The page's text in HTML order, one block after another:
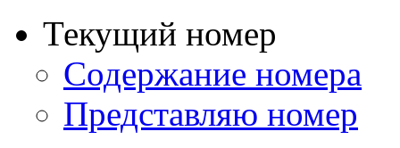
Текущий номер
Содержание номера
Представляю номер